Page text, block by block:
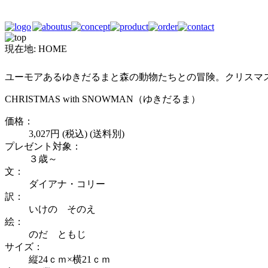
現在地: HOME
ユーモアあるゆきだるまと森の動物たちとの冒険。クリスマ
CHRISTMAS with SNOWMAN（ゆきだるま）
価格：
3,027円 (税込) (送料別)
プレゼント対象：
３歳～
文：
ダイアナ・コリー
訳：
いけの そのえ
絵：
のだ ともじ
サイズ：
縦24ｃｍ×横21ｃｍ